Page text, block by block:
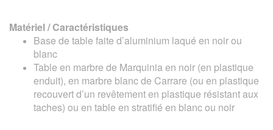
Matériel / Caractéristiques
Base de table faite d’aluminium laqué en noir ou
blanc
Table en marbre de Marquinia en noir (en plastique
enduit), en marbre blanc de Carrare (ou en plastique
recouvert d’un revêtement en plastique résistant aux
taches) ou en table en stratifié en blanc ou noir